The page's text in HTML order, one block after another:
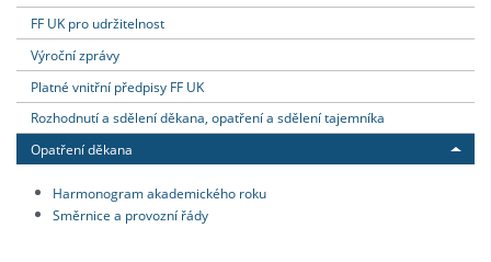
FF UK pro udržitelnost
Výroční zprávy
Platné vnitřní předpisy FF UK
Rozhodnutí a sdělení děkana, opatření a sdělení tajemníka
Opatření děkana
Harmonogram akademického roku
Směrnice a provozní řády